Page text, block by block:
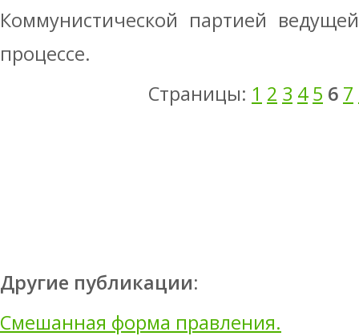
Коммунистической партией
процессе.
Страницы: 1 2 3 4 5 6 7
Другие публикации:
Смешанная форма правления.